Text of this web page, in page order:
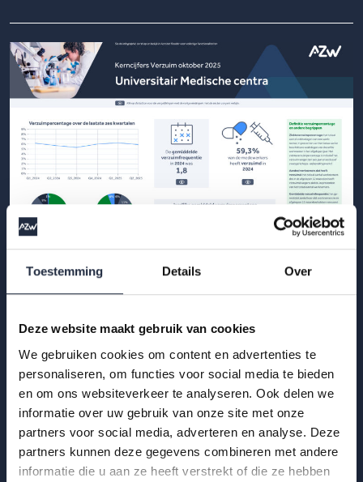
Toestemming Details Over
Deze website maakt gebruik van cookies
We gebruiken cookies om content en advertenties te
personaliseren, om functies voor social media te bieden
en om ons websiteverkeer te analyseren. Ook delen we
informatie over uw gebruik van onze site met onze
partners voor social media, adverteren en analyse. Deze
partners kunnen deze gegevens combineren met andere
informatie die u aan ze heeft verstrekt of die ze hebben
arbeidsomstandigheden in de branche
Universitair Medische Centra
Hoe ontwikkelen verzuim en arbeidsomstandigheden zich in
de Universitair Medische Centra? Bekijk de infographic met
kerncijfers 2025.
Lees meer